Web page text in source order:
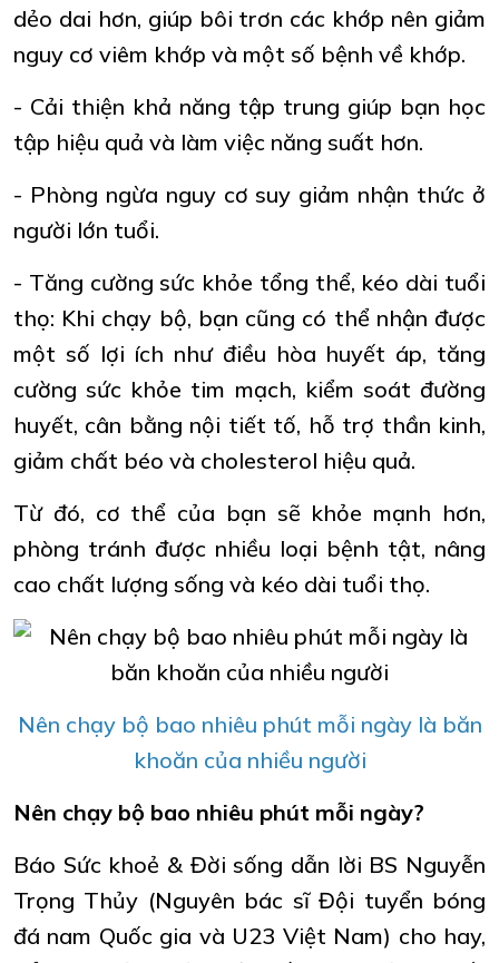
dẻo dai hơn, giúp bôi trơn các khớp nên giảm
nguy cơ viêm khớp và một số bệnh về khớp.
- Cải thiện khả năng tập trung giúp bạn học
tập hiệu quả và làm việc năng suất hơn.
- Phòng ngừa nguy cơ suy giảm nhận thức ở
người lớn tuổi.
- Tăng cường sức khỏe tổng thể, kéo dài tuổi
thọ: Khi chạy bộ, bạn cũng có thể nhận được
một số lợi ích như điều hòa huyết áp, tăng
cường sức khỏe tim mạch, kiểm soát đường
huyết, cân bằng nội tiết tố, hỗ trợ thần kinh,
giảm chất béo và cholesterol hiệu quả.
Từ đó, cơ thể của bạn sẽ khỏe mạnh hơn,
phòng tránh được nhiều loại bệnh tật, nâng
cao chất lượng sống và kéo dài tuổi thọ.
Nên chạy bộ bao nhiêu phút mỗi ngày là băn
khoăn của nhiều người
Nên chạy bộ bao nhiêu phút mỗi ngày?
Báo Sức khoẻ & Đời sống dẫn lời BS Nguyễn
Trọng Thủy (Nguyên bác sĩ Đội tuyển bóng
đá nam Quốc gia và U23 Việt Nam) cho hay,